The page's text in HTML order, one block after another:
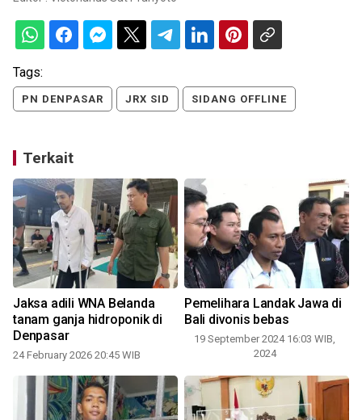
Tags:
PN DENPASAR JRX SID SIDANG OFFLINE
Terkait
Jaksa adili WNA Belanda
tanam ganja hidroponik di
Denpasar
24 February 2026 20:45 WIB
Pemelihara Landak Jawa di
Bali divonis bebas
19 September 2024 16:03 WIB,
2024